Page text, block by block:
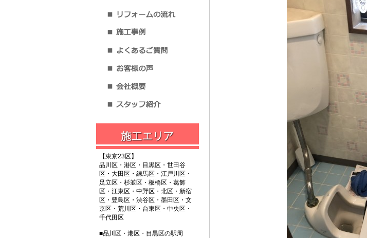
【東京23区】
品川区・港区・目黒区・世田谷
区・大田区・練馬区・江戸川区・
足立区・杉並区・板橋区・葛飾
区・江東区・中野区・北区・新宿
区・豊島区・渋谷区・墨田区・文
京区・荒川区・台東区・中央区・
千代田区
■品川区・港区・目黒区の駅周